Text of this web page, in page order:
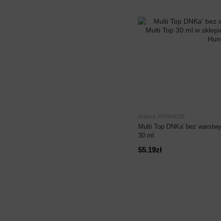
Artykuł: MTNWD30
Multi Top DNKa' bez
30 ml
55.19zł